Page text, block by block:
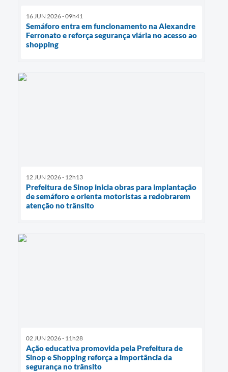
16 JUN 2026 - 09h41
Semáforo entra em funcionamento na Alexandre
Ferronato e reforça segurança viária no acesso ao
shopping
12 JUN 2026 - 12h13
Prefeitura de Sinop inicia obras para implantação
de semáforo e orienta motoristas a redobrarem
atenção no trânsito
02 JUN 2026 - 11h28
Ação educativa promovida pela Prefeitura de
Sinop e Shopping reforça a importância da
segurança no trânsito